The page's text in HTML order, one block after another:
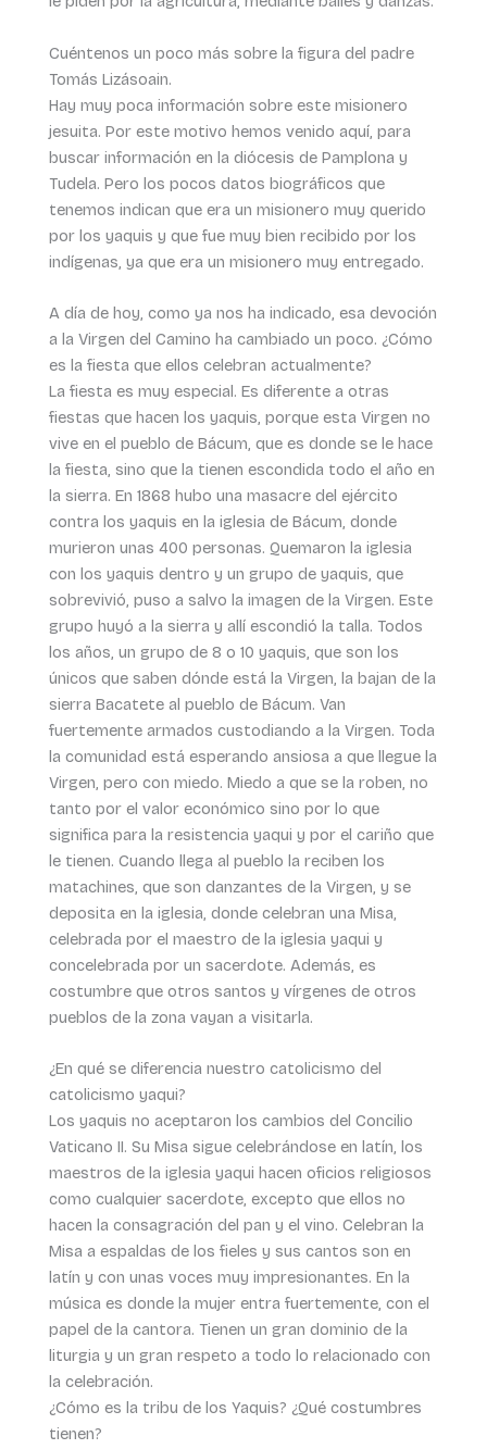
Cuéntenos un poco más sobre la figura del padre
Tomás Lizásoain.
Hay muy poca información sobre este misionero
jesuita. Por este motivo hemos venido aquí, para
buscar información en la diócesis de Pamplona y
Tudela. Pero los pocos datos biográficos que
tenemos indican que era un misionero muy querido
por los yaquis y que fue muy bien recibido por los
indígenas, ya que era un misionero muy entregado.
A día de hoy, como ya nos ha indicado, esa devoción
a la Virgen del Camino ha cambiado un poco. ¿Cómo
es la fiesta que ellos celebran actualmente?
La fiesta es muy especial. Es diferente a otras
fiestas que hacen los yaquis, porque esta Virgen no
vive en el pueblo de Bácum, que es donde se le hace
la fiesta, sino que la tienen escondida todo el año en
la sierra. En 1868 hubo una masacre del ejército
contra los yaquis en la iglesia de Bácum, donde
murieron unas 400 personas. Quemaron la iglesia
con los yaquis dentro y un grupo de yaquis, que
sobrevivió, puso a salvo la imagen de la Virgen. Este
grupo huyó a la sierra y allí escondió la talla. Todos
los años, un grupo de 8 o 10 yaquis, que son los
únicos que saben dónde está la Virgen, la bajan de la
sierra Bacatete al pueblo de Bácum. Van
fuertemente armados custodiando a la Virgen. Toda
la comunidad está esperando ansiosa a que llegue la
Virgen, pero con miedo. Miedo a que se la roben, no
tanto por el valor económico sino por lo que
significa para la resistencia yaqui y por el cariño que
le tienen. Cuando llega al pueblo la reciben los
matachines, que son danzantes de la Virgen, y se
deposita en la iglesia, donde celebran una Misa,
celebrada por el maestro de la iglesia yaqui y
concelebrada por un sacerdote. Además, es
costumbre que otros santos y vírgenes de otros
pueblos de la zona vayan a visitarla.
¿En qué se diferencia nuestro catolicismo del
catolicismo yaqui?
Los yaquis no aceptaron los cambios del Concilio
Vaticano II. Su Misa sigue celebrándose en latín, los
maestros de la iglesia yaqui hacen oficios religiosos
como cualquier sacerdote, excepto que ellos no
hacen la consagración del pan y el vino. Celebran la
Misa a espaldas de los fieles y sus cantos son en
latín y con unas voces muy impresionantes. En la
música es donde la mujer entra fuertemente, con el
papel de la cantora. Tienen un gran dominio de la
liturgia y un gran respeto a todo lo relacionado con
la celebración.
¿Cómo es la tribu de los Yaquis? ¿Qué costumbres
tienen?